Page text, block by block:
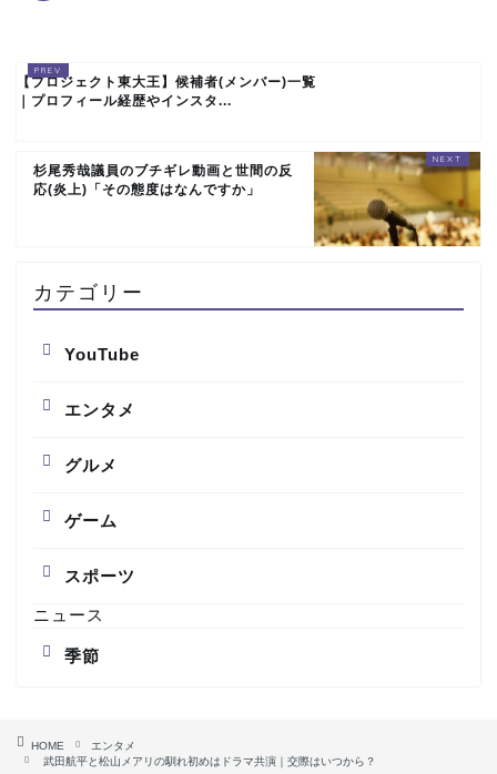
【プロジェクト東大王】候補者(メンバー)一覧
｜プロフィール経歴やインスタ...
杉尾秀哉議員のブチギレ動画と世間の反
応(炎上)「その態度はなんですか」
カテゴリー
YouTube
エンタメ
グルメ
ゲーム
スポーツ
ニュース
季節
HOME
エンタメ
武田航平と松山メアリの馴れ初めはドラマ共演｜交際はいつから？